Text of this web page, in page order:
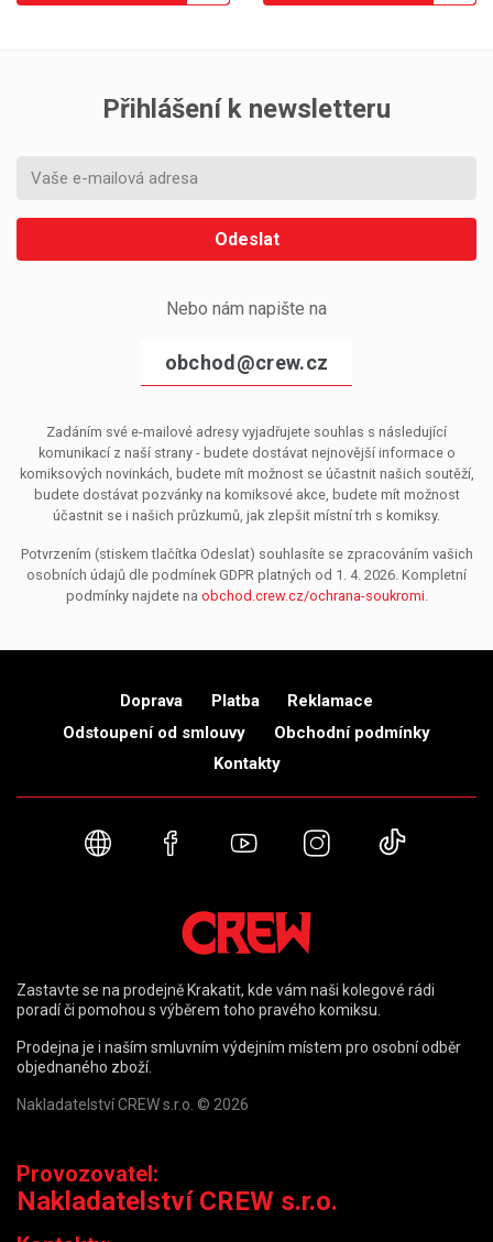
Přihlášení k newsletteru
Odeslat
Nebo nám napište na
obchod@crew.cz
Zadáním své e-mailové adresy vyjadřujete souhlas s následující
komunikací z naší strany - budete dostávat nejnovější informace o
komiksových novinkách, budete mít možnost se účastnit našich soutěží,
budete dostávat pozvánky na komiksové akce, budete mít možnost
účastnit se i našich průzkumů, jak zlepšit místní trh s komiksy.
Potvrzením (stiskem tlačítka Odeslat) souhlasíte se zpracováním vašich
osobních údajů dle podmínek GDPR platných od 1. 4. 2026. Kompletní
podmínky najdete na obchod.crew.cz/ochrana-soukromi.
Doprava Platba
Reklamace
Odstoupení od smlouvy
Obchodní podmínky
Kontakty
Webové stránky
FacebookYouTubeInstagram
Zastavte se na prodejně Krakatit, kde vám naši kolegové rádi
poradí či pomohou s výběrem toho pravého komiksu.
Prodejna je i naším smluvním výdejním místem pro osobní odběr
objednaného zboží.
Nakladatelství CREW s.r.o. © 2026
Provozovatel:
Nakladatelství CREW s.r.o.